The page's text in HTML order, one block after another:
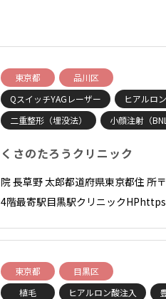
東京都
品川区
QスイッチYAGレーザー
ヒアルロ
二重整形（埋没法）
小顔注射（
くさのたろうクリニック
院 長草野 太郎都道府県東京都住 所
4階最寄駅目黒駅クリニック
東京都
目黒区
植毛
ヒアルロン酸注入